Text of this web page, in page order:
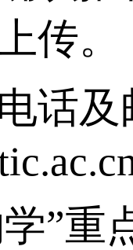
传。
话
”重